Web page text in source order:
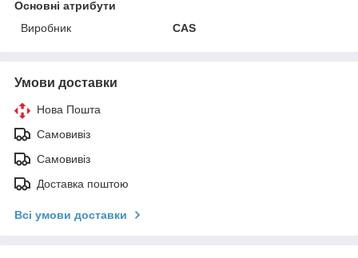
Основні атрибути
Виробник
CAS
Умови доставки
Нова Пошта
Самовивіз
Самовивіз
Доставка поштою
Всі умови доставки